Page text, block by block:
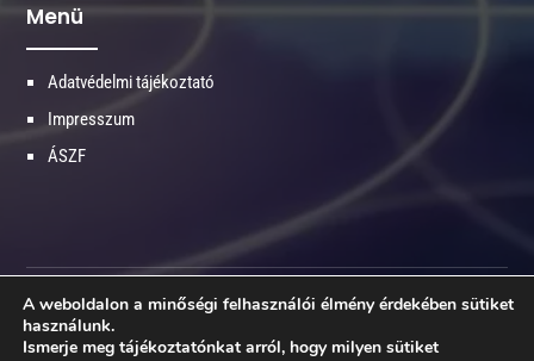
Menü
Adatvédelmi tájékoztató
Impresszum
ÁSZF
© 2026 Minden jog fenntartva - NLPtraining.hu
Made with ♥ bykiszervezettmarketing.hu
A weboldalon a minőségi felhasználói élmény érdekében sütiket
használunk.
Ismerje meg tájékoztatónkat arról, hogy milyen sütiket